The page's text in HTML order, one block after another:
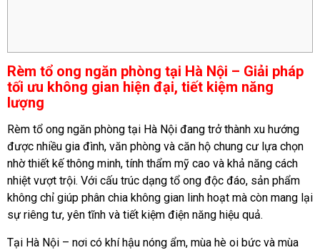
Rèm tổ ong ngăn phòng tại Hà Nội – Giải pháp
tối ưu không gian hiện đại, tiết kiệm năng
lượng
Rèm tổ ong ngăn phòng tại Hà Nội đang trở thành xu hướng
được nhiều gia đình, văn phòng và căn hộ chung cư lựa chọn
nhờ thiết kế thông minh, tính thẩm mỹ cao và khả năng cách
nhiệt vượt trội. Với cấu trúc dạng tổ ong độc đáo, sản phẩm
không chỉ giúp phân chia không gian linh hoạt mà còn mang lại
sự riêng tư, yên tĩnh và tiết kiệm điện năng hiệu quả.
Tại Hà Nội – nơi có khí hậu nóng ẩm, mùa hè oi bức và mùa